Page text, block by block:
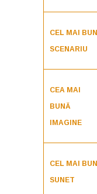
CEL MAI BUN
SCENARIU
CEA MAI
BUNĂ
IMAGINE
CEL MAI BUN
SUNET